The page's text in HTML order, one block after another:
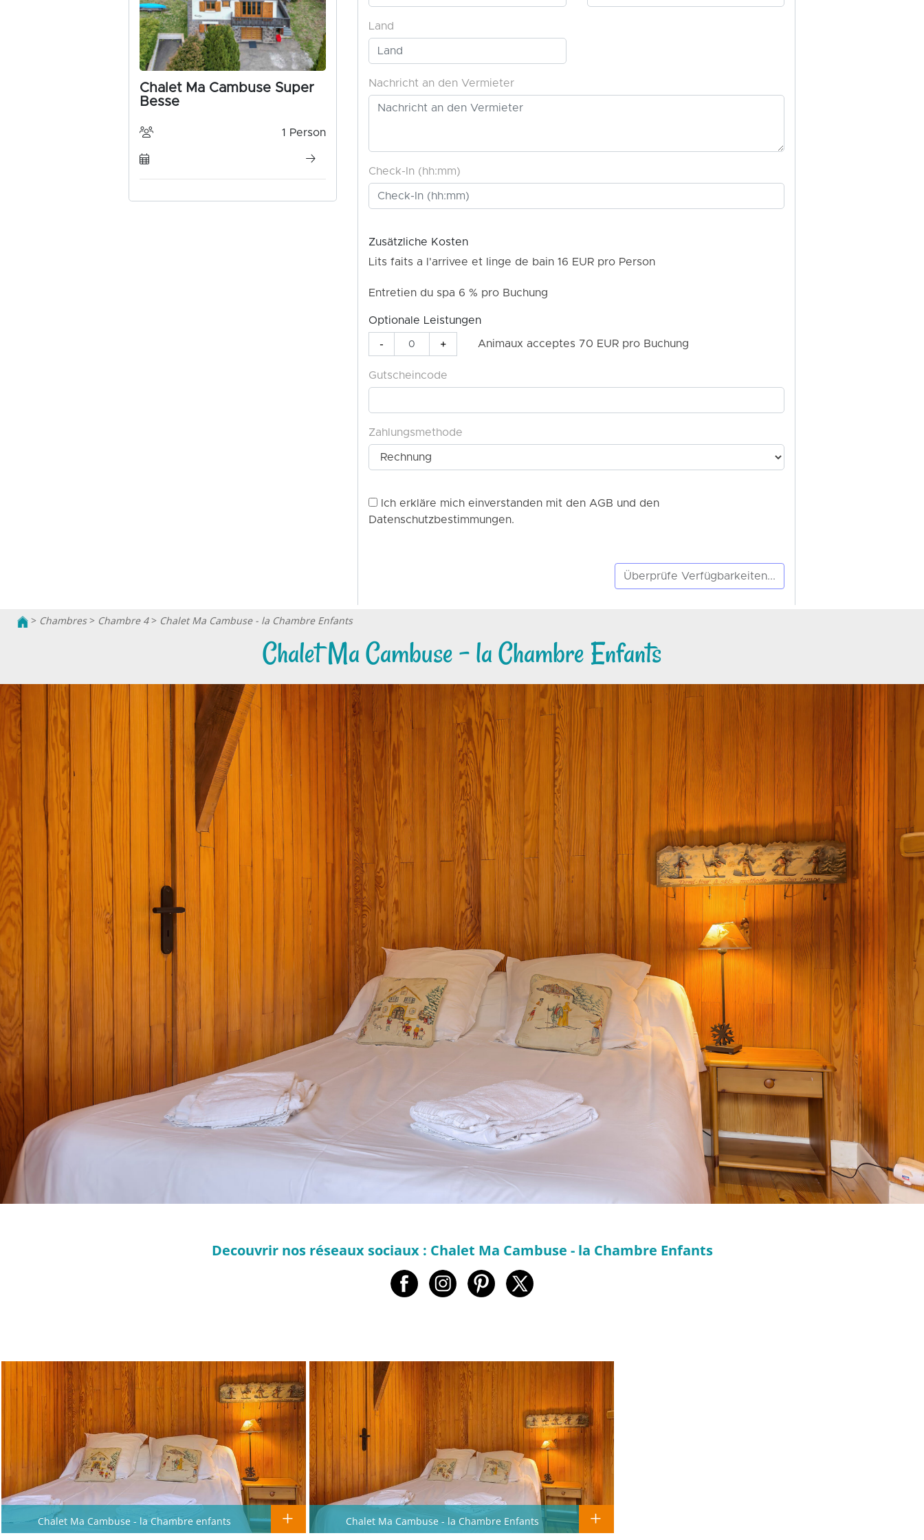
> Chambres> Chambre 4> Chalet Ma Cambuse - la Chambre Enfants
Chalet Ma Cambuse - la Chambre Enfants
Decouvrir nos réseaux sociaux : Chalet Ma Cambuse - la Chambre Enfants
Chalet Ma Cambuse - la Chambre enfants Chalet Ma Cambuse - la Chambre Enfants